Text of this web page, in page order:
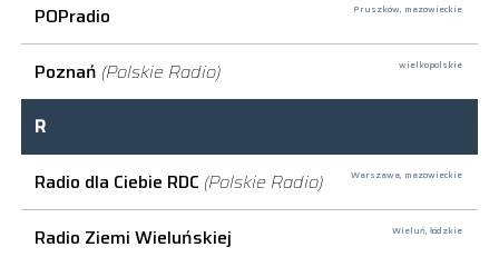
POPradio Pruszków, mazowieckie
Poznań (Polskie Radio) wielkopolskie
R
Radio dla Ciebie RDC (Polskie Radio) Warszawa, mazowieckie
Radio Ziemi Wieluńskiej Wieluń, łódzkie